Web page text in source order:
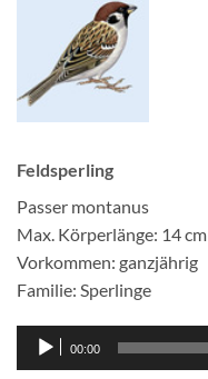
Feldsperling
Passer montanus
Max. Körperlänge: 14 cm
Vorkommen: ganzjährig
Familie: Sperlinge
Audio-
Player
00:00